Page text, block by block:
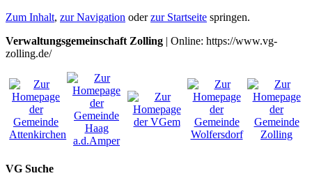
Zum Inhalt, zur Navigation oderzur Startseite springen.
Verwaltungsgemeinschaft Zolling | Online: https://www.vg-
zolling.de/
VG Suche